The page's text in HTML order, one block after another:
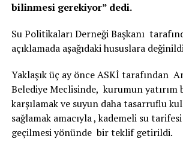
bilinmesi gerekiyor” dedi.
Su Politikaları Derneği Başkanı
açıklamada aşağıdaki hususlara
Yaklaşık üç ay önce ASKİ tarafından
Belediye Meclisinde, kurumun yatırım
karşılamak ve suyun daha tasarruflu
sağlamak amacıyla , kademeli su
geçilmesi yönünde bir teklif getirildi.